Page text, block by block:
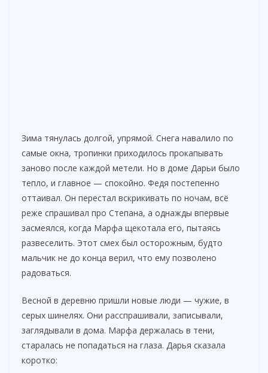
Зима тянулась долгой, упрямой. Снега навалило по
самые окна, тропинки приходилось прокапывать
заново после каждой метели. Но в доме Дарьи было
тепло, и главное — спокойно. Федя постепенно
оттаивал. Он перестал вскрикивать по ночам, всё
реже спрашивал про Степана, а однажды впервые
засмеялся, когда Марфа щекотала его, пытаясь
развеселить. Этот смех был осторожным, будто
мальчик не до конца верил, что ему позволено
радоваться.
Весной в деревню пришли новые люди — чужие, в
серых шинелях. Они расспрашивали, записывали,
заглядывали в дома. Марфа держалась в тени,
старалась не попадаться на глаза. Дарья сказала
коротко: